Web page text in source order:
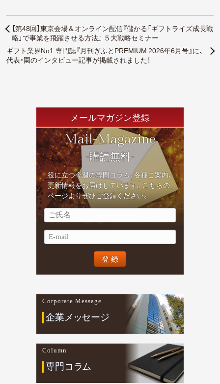
【第48回】東京会場＆オンライン配信『儲かる「ギフトライズ成長戦
略」で事業を飛躍させる方法』 ５大戦略セミナー
ギフト業界No1.専門誌『月刊ぎふとPREMIUM 2026年6月号』に、
代表・園のインタビュー記事が掲載されました！
メールマガジン登録
Mail-Magazine
-購読無料-
役に立つ今週の専門コラム、各種ご案内、
更新情報をお届けしています。こちらの
ページよりぜひご登録ください。
Corporate Message
企業メ ッセージ
Column
専門コ ラム